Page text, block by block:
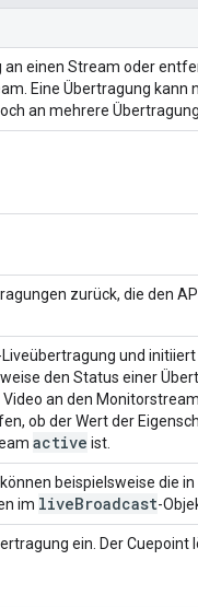
an einen Stream oder
Eine Übertragung kann
an mehrere
zurück, die den
und
den Status einer
an den
ob der Wert der
active ist.
beispielsweise die in
im liveBroadcast-
ein. Der